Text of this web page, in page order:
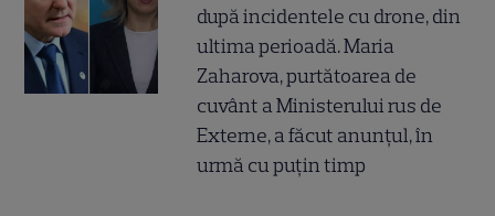
după incidentele cu drone, din
ultima perioadă. Maria
Zaharova, purtătoarea de
cuvânt a Ministerului rus de
Externe, a făcut anunțul, în
urmă cu puțin timp